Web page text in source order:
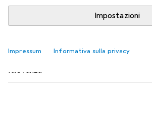
Impostazioni
Impressum Informativa sulla privacy
Scheda madre e Alimentatore PC.
Rilevanza